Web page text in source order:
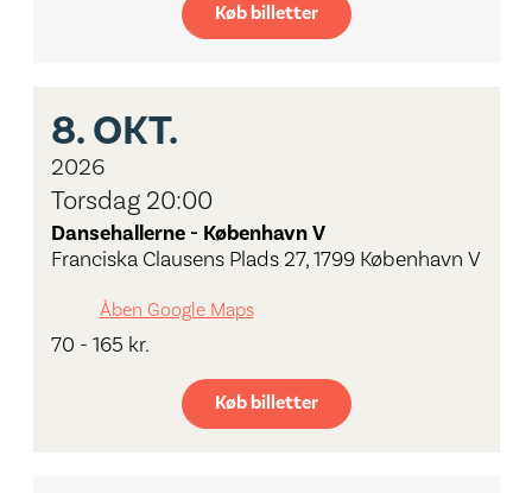
Køb billetter
8.OKT.
2026
Torsdag 20:00
Dansehallerne - København V
Franciska Clausens Plads 27, 1799 København V
Åben Google Maps
70 - 165 kr.
Køb billetter